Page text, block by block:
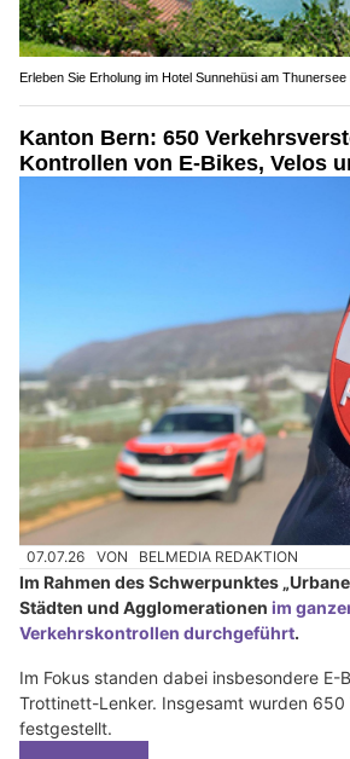
Erleben Sie Erholung im Hotel Sunnehüsi am Thunersee
Kanton Bern: 650
Kontrollen von E-Bikes, Velos
07.07.26 VON BELMEDIA REDAKTION
Im Rahmen des Schwerpunktes
Städten und Agglomerationen im
Verkehrskontrollen durchgeführt.
Im Fokus standen dabei insbesondere E-
Trottinett-Lenker. Insgesamt wurden 650
festgestellt.